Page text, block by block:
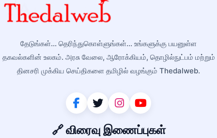
தேடுங்கள்... தெரிந்துகொள்ளுங்கள்... உங்களுக்கு பயனுள்ள
தகவல்களின் உலகம். அரசு வேலை, ஆரோக்கியம், தொழில்நுட்பம் மற்றும்
தினசரி முக்கிய செய்திகளை தமிழில் வழங்கும் Thedalweb.
🔗 விரைவு இணைப்புகள்